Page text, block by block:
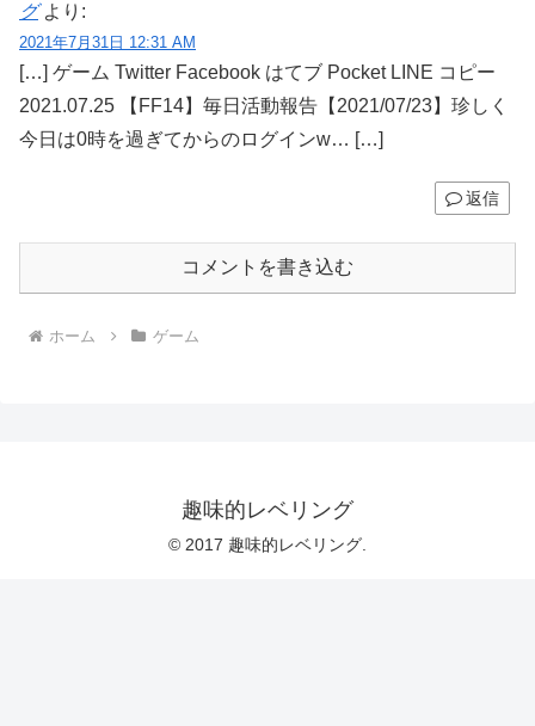
グ より:
2021年7月31日 12:31 AM
[…] ゲーム Twitter Facebook はてブ Pocket LINE コピー
2021.07.25 【FF14】毎日活動報告【2021/07/23】珍しく
今日は0時を過ぎてからのログインw… […]
返信
コメントを書き込む
ホーム ゲーム
趣味的レベリング
© 2017 趣味的レベリング.